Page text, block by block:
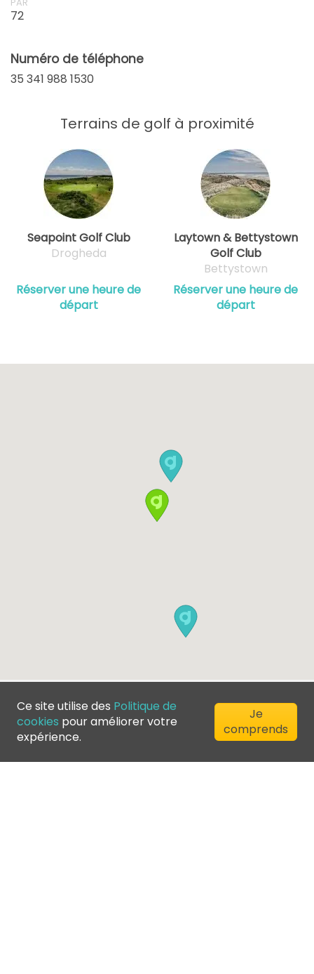
72
Numéro de téléphone
35 341 988 1530
Terrains de golf à proximité
Seapoint Golf Club
Drogheda
Réserver une heure de
départ
Laytown & Bettystown
Golf Club
Bettystown
Réserver une heure de
départ
All Rights Reserved
Ce site utilise des Politique de
cookies pour améliorer votre
expérience.
Je
comprends